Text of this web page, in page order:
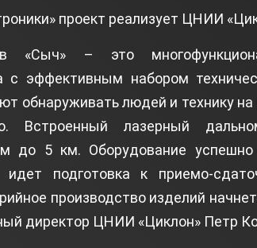
проект реализует ЦНИИ
«Сыч» – это
с эффективным набором
обнаруживать людей и технику
Встроенный лазерный
до 5 км. Оборудование успешно
идет подготовка к приемо-
производство изделий
директор ЦНИИ «Циклон» Петр